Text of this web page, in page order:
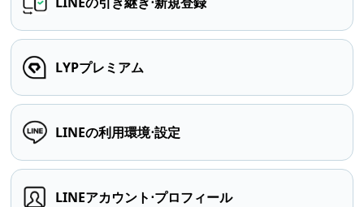
LYPプレミアム
LINEの利用環境⋅設定
LINEアカウント⋅プロフィール